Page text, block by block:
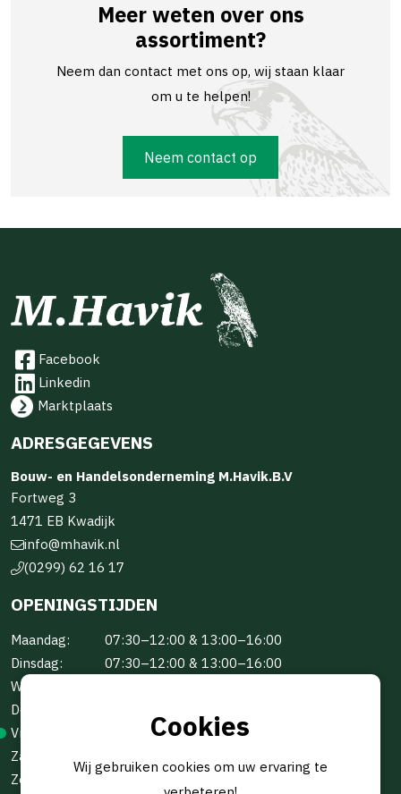
Meer weten over ons
assortiment?
Neem dan contact met ons op, wij staan klaar
om u te helpen!
Neem contact op
Facebook
Linkedin
Marktplaats
ADRESGEGEVENS
Bouw- en Handelsonderneming M.Havik.B.V
Fortweg 3
1471 EB Kwadijk
info@mhavik.nl
(0299) 62 16 17
OPENINGSTIJDEN
Maandag:
07:30–12:00 & 13:00–16:00
Dinsdag:
07:30–12:00 & 13:00–16:00
Woensdag:
Donderdag:
Vrijdag:
07:30–12:00 & 13:00–16:00
Zaterdag:
Zondag:
Cookies
Wij gebruiken cookies om uw ervaring te